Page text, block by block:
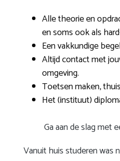
Alle theorie en
en soms ook als
Een vakkundige
Altijd contact met
omgeving.
Toetsen maken,
Het (instituut)
Ga aan de slag met
Vanuit huis studeren was